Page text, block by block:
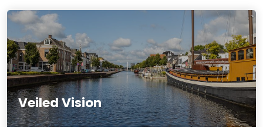
Veiled Vision